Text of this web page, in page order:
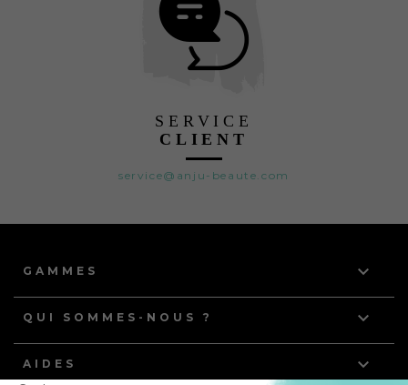
SERVICE
CLIENT
service@anju-beaute.com
GAMMES 
QUI SOMMES-NOUS ? 
AIDES 